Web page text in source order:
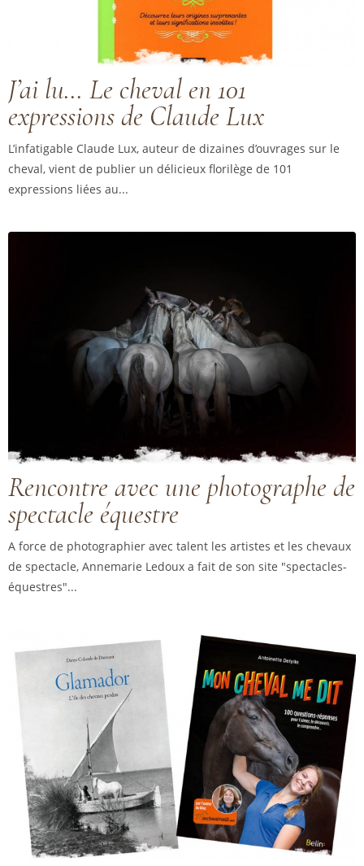
J’ai lu… Le cheval en 101
expressions de Claude Lux
L’infatigable Claude Lux, auteur de dizaines d’ouvrages sur le
cheval, vient de publier un délicieux florilège de 101
expressions liées au...
Rencontre avec une photographe de
spectacle équestre
A force de photographier avec talent les artistes et les chevaux
de spectacle, Annemarie Ledoux a fait de son site "spectacles-
équestres"...